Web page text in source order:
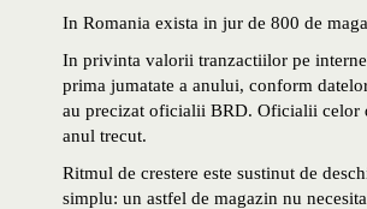
In Romania exista in jur de 800 de
In privinta valorii tranzactiilor pe
prima jumatate a anului, conform
au precizat oficialii BRD. Oficialii celor
anul trecut.
Ritmul de crestere este sustinut de
simplu: un astfel de magazin nu